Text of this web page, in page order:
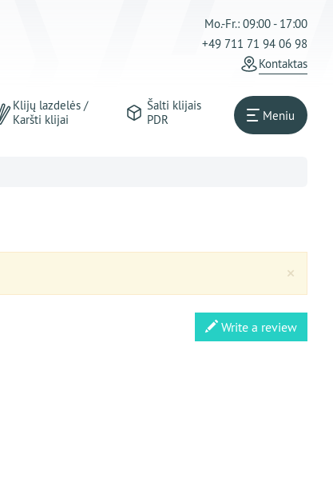
Mo.-Fr.: 09:00 - 17:00
+49 711 71 94 06 98
Kontaktas
Klijų lazdelės /
Karšti klijai
Šalti klijais
PDR
Meniu
×
Write a review